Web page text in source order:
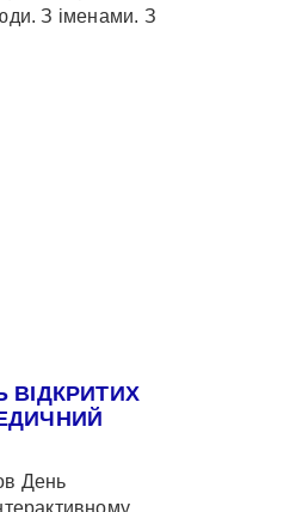
З іменами. З
ВІДКРИТИХ
День